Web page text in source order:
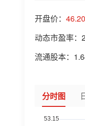
开盘价： 46.20
动态市盈率：
流通股本：
分时图